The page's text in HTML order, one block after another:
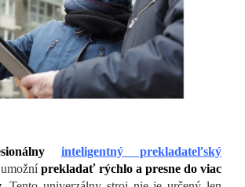
inteligentný prekladateľský
umožníprekladať rýchlo a presne do viac